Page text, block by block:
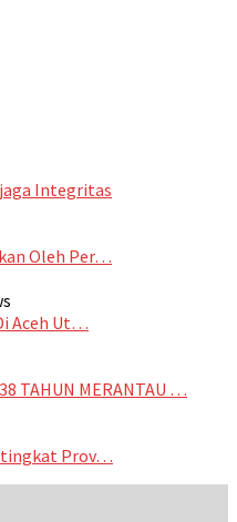
Integritas
Oleh Per…
Aceh Ut…
TAHUN MERANTAU …
tingkat Prov…